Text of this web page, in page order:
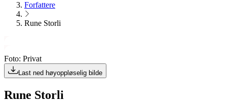
Forfattere
Rune Storli
Foto: Privat
Last ned høyoppløselig bilde
Rune Storli